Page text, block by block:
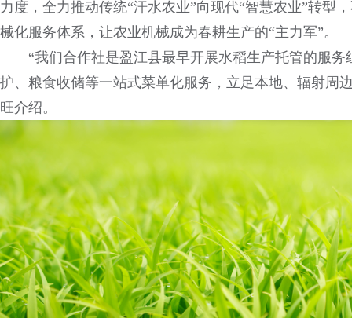
力度，全力推动传统“汗水农业”向现代“智慧农业”转型
械化服务体系，让农业机械成为春耕生产的“主力军”。
“我们合作社是盈江县最早开展水稻生产托管的服
护、粮食收储等一站式菜单化服务，立足本地、辐射周
旺介绍。